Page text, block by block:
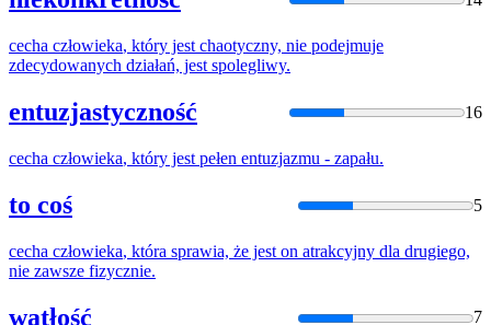
cecha człowieka, który jest chaotyczny, nie podejmuje
zdecydowanych działań, jest spolegliwy.
entuzjastyczność 16
cecha człowieka, który jest pełen entuzjazmu - zapału.
to coś 5
cecha człowieka, która sprawia, że jest on atrakcyjny dla drugiego,
nie zawsze fizycznie.
wątłość 7